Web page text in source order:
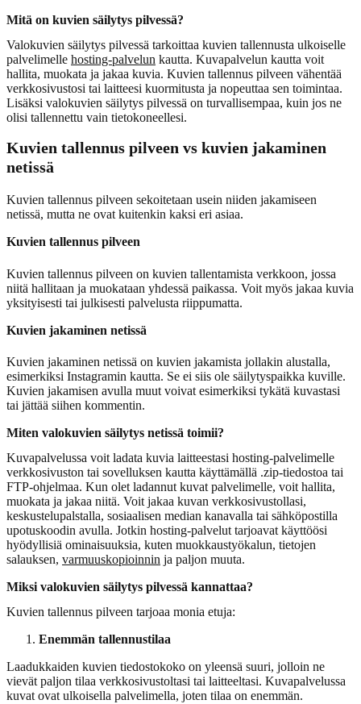
Mitä on kuvien säilytys pilvessä?
Valokuvien säilytys pilvessä tarkoittaa kuvien tallennusta ulkoiselle
palvelimelle hosting-palvelun kautta. Kuvapalvelun kautta voit
hallita, muokata ja jakaa kuvia. Kuvien tallennus pilveen vähentää
verkkosivustosi tai laitteesi kuormitusta ja nopeuttaa sen toimintaa.
Lisäksi valokuvien säilytys pilvessä on turvallisempaa, kuin jos ne
olisi tallennettu vain tietokoneellesi.
Kuvien tallennus pilveen vs kuvien jakaminen
netissä
Kuvien tallennus pilveen sekoitetaan usein niiden jakamiseen
netissä, mutta ne ovat kuitenkin kaksi eri asiaa.
Kuvien tallennus pilveen
Kuvien tallennus pilveen on kuvien tallentamista verkkoon, jossa
niitä hallitaan ja muokataan yhdessä paikassa. Voit myös jakaa kuvia
yksityisesti tai julkisesti palvelusta riippumatta.
Kuvien jakaminen netissä
Kuvien jakaminen netissä on kuvien jakamista jollakin alustalla,
esimerkiksi Instagramin kautta. Se ei siis ole säilytyspaikka kuville.
Kuvien jakamisen avulla muut voivat esimerkiksi tykätä kuvastasi
tai jättää siihen kommentin.
Miten valokuvien säilytys netissä toimii?
Kuvapalvelussa voit ladata kuvia laitteestasi hosting-palvelimelle
verkkosivuston tai sovelluksen kautta käyttämällä .zip-tiedostoa tai
FTP-ohjelmaa. Kun olet ladannut kuvat palvelimelle, voit hallita,
muokata ja jakaa niitä. Voit jakaa kuvan verkkosivustollasi,
keskustelupalstalla, sosiaalisen median kanavalla tai sähköpostilla
upotuskoodin avulla. Jotkin hosting-palvelut tarjoavat käyttöösi
hyödyllisiä ominaisuuksia, kuten muokkaustyökalun, tietojen
salauksen, varmuuskopioinnin ja paljon muuta.
Miksi valokuvien säilytys pilvessä kannattaa?
Kuvien tallennus pilveen tarjoaa monia etuja:
Enemmän tallennustilaa
Laadukkaiden kuvien tiedostokoko on yleensä suuri, jolloin ne
vievät paljon tilaa verkkosivustoltasi tai laitteeltasi. Kuvapalvelussa
kuvat ovat ulkoisella palvelimella, joten tilaa on enemmän.